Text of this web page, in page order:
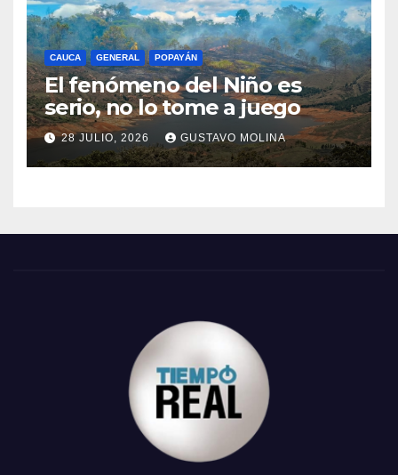
CAUCA GENERAL POPAYÁN
El fenómeno del Niño es
serio, no lo tome a juego
28 JULIO, 2026 GUSTAVO MOLINA